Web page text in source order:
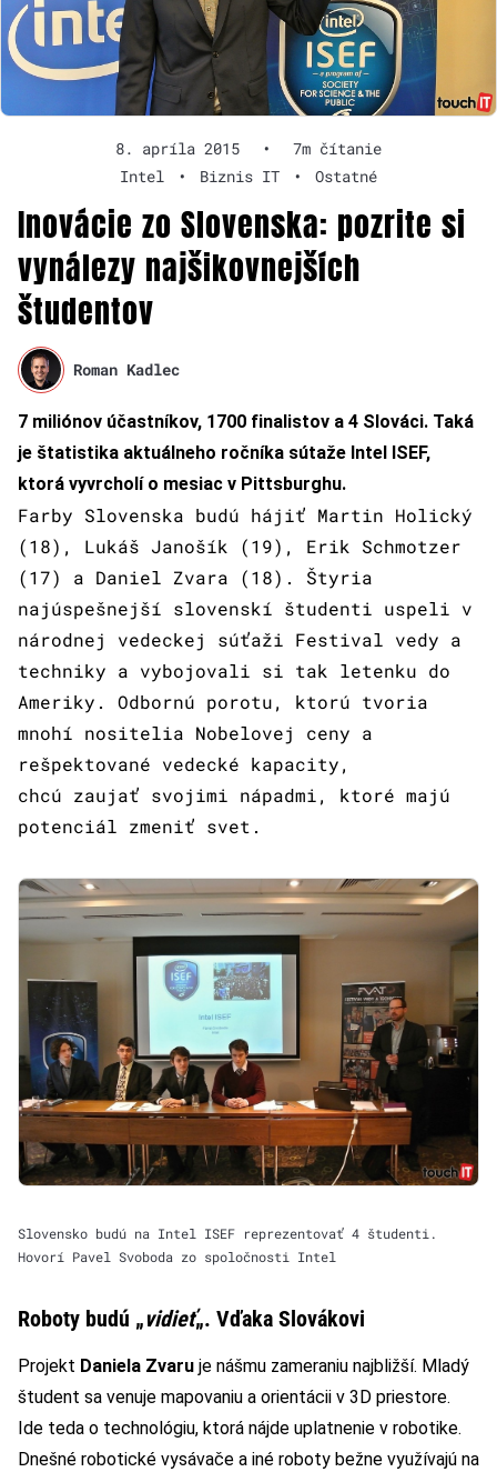
8. apríla 2015 •
7m čítanie
Intel
• Biznis IT • Ostatné
Inovácie zo Slovenska: pozrite si
vynálezy najšikovnejších
študentov
Roman Kadlec
7 miliónov účastníkov, 1700 finalistov a 4 Slováci. Taká
je štatistika aktuálneho ročníka sútaže Intel ISEF,
ktorá vyvrcholí o mesiac v Pittsburghu.
Farby Slovenska budú hájiť Martin Holický
(18), Lukáš Janošík (19), Erik Schmotzer
(17) a Daniel Zvara (18). Štyria
najúspešnejší slovenskí študenti uspeli v
národnej vedeckej súťaži Festival vedy a
techniky a vybojovali si tak letenku do
Ameriky. Odbornú porotu, ktorú tvoria
mnohí nositelia Nobelovej ceny a
rešpektované vedecké kapacity,
chcú zaujať svojimi nápadmi, ktoré majú
potenciál zmeniť svet.
Slovensko budú na Intel ISEF reprezentovať 4 študenti.
Hovorí Pavel Svoboda zo spoločnosti Intel
Roboty budú „vidieť„. Vďaka Slovákovi
Projekt Daniela Zvaru je nášmu zameraniu najbližší. Mladý
študent sa venuje mapovaniu a orientácii v 3D priestore.
Ide teda o technológiu, ktorá nájde uplatnenie v robotike.
Dnešné robotické vysávače a iné roboty bežne využívajú na